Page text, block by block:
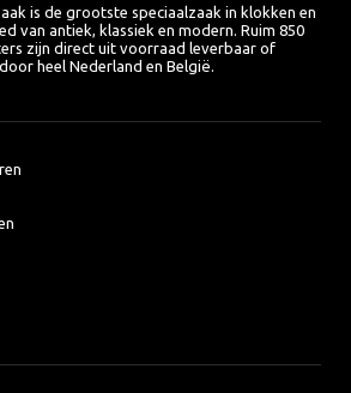
is de grootste speciaalzaak in klokken en
van antiek, klassiek en modern. Ruim 850
zijn direct uit voorraad leverbaar of
heel Nederland en België.